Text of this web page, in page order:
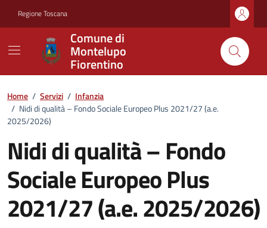
Regione Toscana
Comune di
Montelupo
Fiorentino
Home / Servizi / Infanzia
/ Nidi di qualità – Fondo Sociale Europeo Plus 2021/27 (a.e.
2025/2026)
Nidi di qualità – Fondo
Sociale Europeo Plus
2021/27 (a.e. 2025/2026)